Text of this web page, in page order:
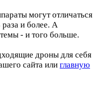
могут отличаться
и более. А
- и того больше.
дроны для себя
сайта или главную